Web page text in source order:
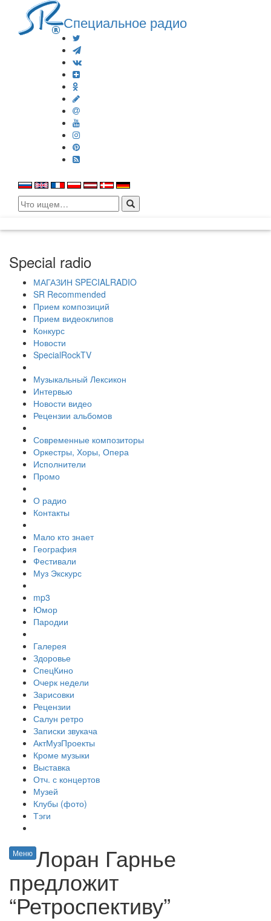
Специальное радио
Search
for:
Special radio
МАГАЗИН SPECIALRADIO
SR Recommended
Прием композиций
Прием видеоклипов
Конкурс
Новости
SpecialRockTV
Музыкальный Лексикон
Интервью
Новости видео
Рецензии альбомов
Современные композиторы
Оркестры, Хоры, Опера
Исполнители
Промо
О радио
Контакты
Мало кто знает
География
Фестивали
Муз Экскурс
mp3
Юмор
Пародии
Галерея
Здоровье
СпецКино
Очерк недели
Зарисовки
Рецензии
Салун ретро
Записки звукача
АктМузПроекты
Кроме музыки
Выставка
Отч. с концертов
Музей
Клубы (фото)
Тэги
Меню Лоран Гарнье
предложит
“Ретроспективу”